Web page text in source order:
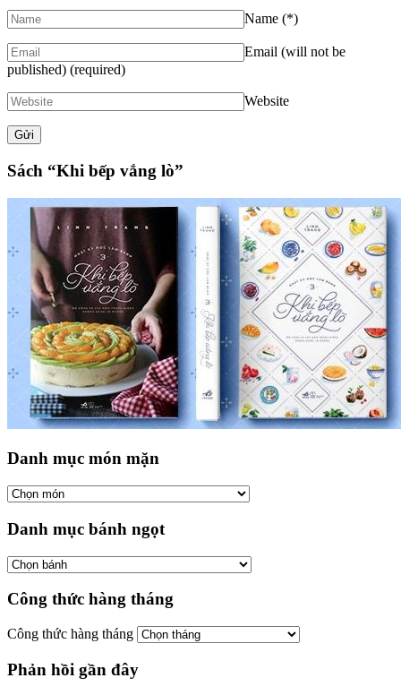
Name (*)
Email (will not be
published) (required)
Website
Sách “Khi bếp vắng lò”
Danh mục món mặn
Danh mục bánh ngọt
Công thức hàng tháng
Công thức hàng tháng
Phản hồi gần đây